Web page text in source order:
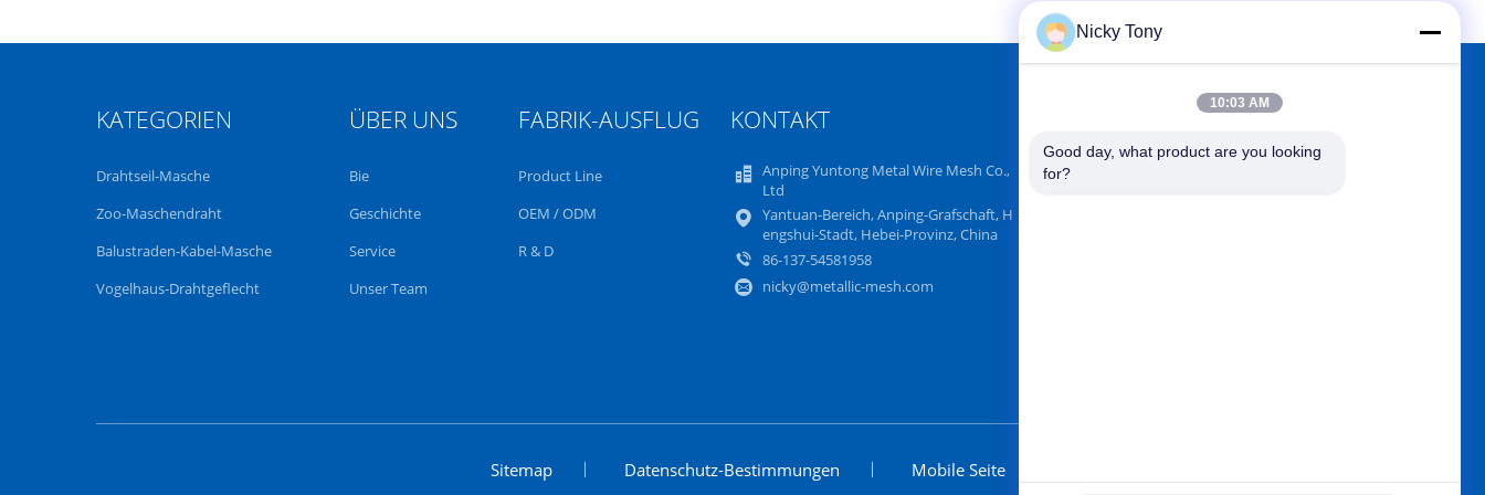
KATEGORIEN
Drahtseil-Masche
Zoo-Maschendraht
Balustraden-Kabel-Masche
Vogelhaus-Drahtgeflecht
ÜBER UNS
Bie
Geschichte
Service
Unser Team
FABRIK-AUSFLUG
Product Line
OEM / ODM
R & D
KONTAKT
Anping Yuntong Metal Wire Mesh Co.,
Ltd
Yantuan-Bereich, Anping-Grafschaft, H
engshui-Stadt, Hebei-Provinz, China
86-137-54581958
nicky@metallic-mesh.com
FINDEN SIE UNS AUF
Sitemap Datenschutz-Bestimmungen Mobile Seite
Nicky Tony
10:03 AM
Good day, what product are you looking
for?